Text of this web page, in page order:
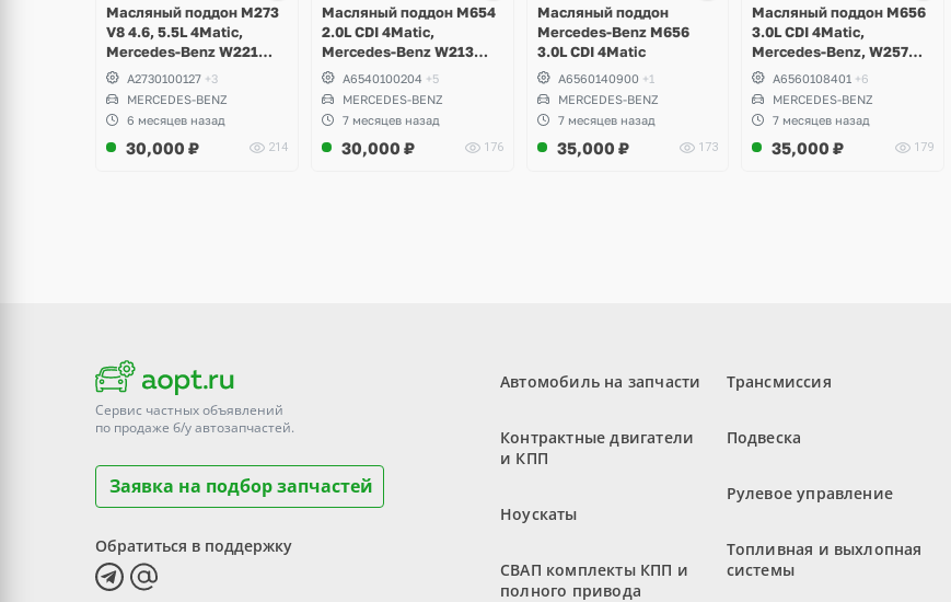
Масляный поддон M273
V8 4.6, 5.5L 4Matic,
Mercedes-Benz W221
S500A2730100127 +3
MERCEDES-BENZ
6 месяцев назад
30,000 ₽ 214
Масляный поддон M654
2.0L CDI 4Matic,
Mercedes-Benz W213
E220dA6540100204 +5
MERCEDES-BENZ
7 месяцев назад
30,000 ₽ 176
Масляный поддон
Mercedes-Benz M656
3.0L CDI 4Matic
A6560140900 +1
MERCEDES-BENZ
7 месяцев назад
35,000 ₽ 173
Масляный поддон M656
3.0L CDI 4Matic,
Mercedes-Benz, W257
CLS 400d
A6560108401 +6
MERCEDES-BENZ
7 месяцев назад
35,000 ₽ 179
Сервис частных объявлений
по продаже б/уавтозапчастей.
Заявка на подбор запчастей
Обратиться в поддержку
Автомобиль на запчасти
Контрактные двигатели
и КПП
Ноускаты
СВАП комплекты КПП и
полного привода
Трансмиссия
Подвеска
Рулевое управление
Топливная и выхлопная
системы